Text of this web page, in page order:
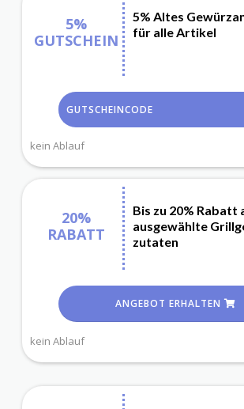
5%
GUTSCHEIN
5% Altes
für alle Artikel
GUTSCHEINCODE
kein Ablauf
20%
RABATT
Bis zu 20% Rabatt
ausgewählte
zutaten
ANGEBOT ERHALTEN
kein Ablauf